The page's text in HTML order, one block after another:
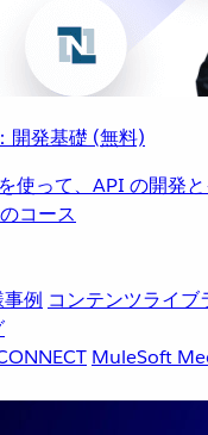
発基礎 (無料)
って、API の開発と
コース
例 コンテンツライブ
MuleSoft